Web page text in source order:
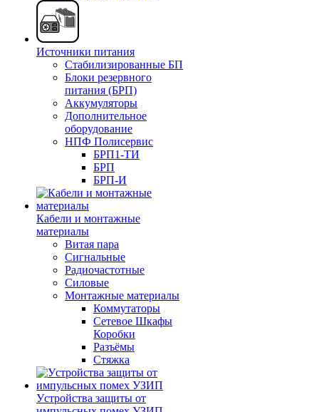
Источники питания
Стабилизированные БП
Блоки резервного
питания (БРП)
Аккумуляторы
Дополнительное
оборудование
НПФ Полисервис
БРП1-ТИ
БРП
БРП-И
Кабели и монтажные
материалы
Витая пара
Сигнальные
Радиочастотные
Силовые
Монтажные материалы
Коммутаторы
Сетевое Шкафы
Коробки
Разъёмы
Стяжка
Уcтройства защиты от